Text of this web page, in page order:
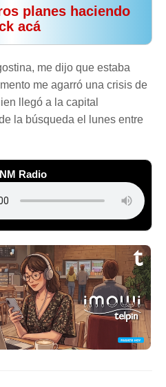
planes haciendo
acá
me dijo que estaba
me agarró una crisis de
llegó a la capital
la búsqueda el lunes entre
Radio